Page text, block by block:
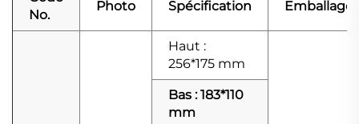
No.
Photo Spécification Emballage
Haut :
256*175 mm
Bas : 183*110
mm